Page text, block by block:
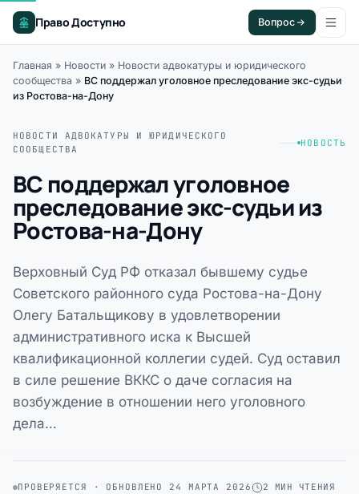
Право Доступно Вопрос
Главная » Новости » Новости адвокатуры и юридического
сообщества » ВС поддержал уголовное преследование экс-судьи
из Ростова-на-Дону
НОВОСТИ АДВОКАТУРЫ И ЮРИДИЧЕСКОГО
СООБЩЕСТВА
НОВОСТЬ
ВС поддержал уголовное
преследование экс-судьи из
Ростова-на-Дону
Верховный Суд РФ отказал бывшему судье
Советского районного суда Ростова-на-Дону
Олегу Батальщикову в удовлетворении
административного иска к Высшей
квалификационной коллегии судей. Суд оставил
в силе решение ВККС о даче согласия на
возбуждение в отношении него уголовного
дела…
ПРОВЕРЯЕТСЯ · ОБНОВЛЕНО 24 МАРТА 2026
2 МИН ЧТЕНИЯ